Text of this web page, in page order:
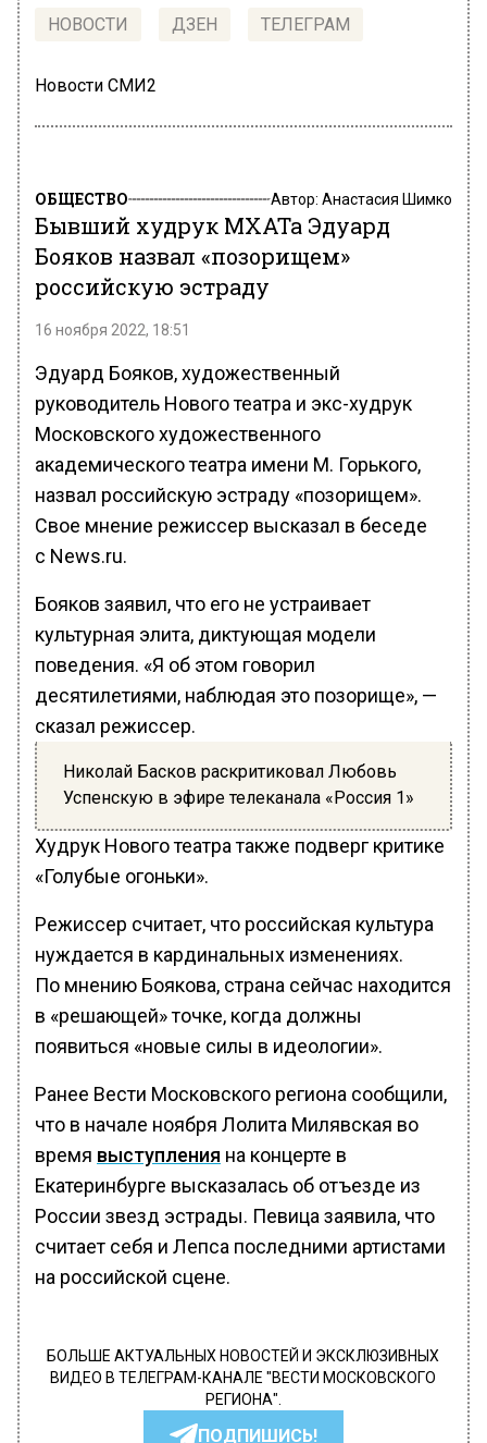
НОВОСТИ ДЗЕН ТЕЛЕГРАМ
Новости СМИ2
ОБЩЕСТВО Автор: Анастасия Шимко
Бывший худрук МХАТа Эдуард
Бояков назвал «позорищем»
российскую эстраду
16 ноября 2022, 18:51
Эдуард Бояков, художественный
руководитель Нового театра и экс-худрук
Московского художественного
академического театра имени М. Горького,
назвал российскую эстраду «позорищем».
Свое мнение режиссер высказал в беседе
с News.ru.
Бояков заявил, что его не устраивает
культурная элита, диктующая модели
поведения. «Я об этом говорил
десятилетиями, наблюдая это позорище», —
сказал режиссер.
Николай Басков раскритиковал Любовь
Успенскую в эфире телеканала «Россия 1»
Худрук Нового театра также подверг критике
«Голубые огоньки».
Режиссер считает, что российская культура
нуждается в кардинальных изменениях.
По мнению Боякова, страна сейчас находится
в «решающей» точке, когда должны
появиться «новые силы в идеологии».
Ранее Вести Московского региона сообщили,
что в начале ноября Лолита Милявская во
время выступления на концерте в
Екатеринбурге высказалась об отъезде из
России звезд эстрады. Певица заявила, что
считает себя и Лепса последними артистами
на российской сцене.
БОЛЬШЕ АКТУАЛЬНЫХ НОВОСТЕЙ И ЭКСКЛЮЗИВНЫХ
ВИДЕО В ТЕЛЕГРАМ-КАНАЛЕ "ВЕСТИ МОСКОВСКОГО
РЕГИОНА".
ПОДПИШИСЬ!